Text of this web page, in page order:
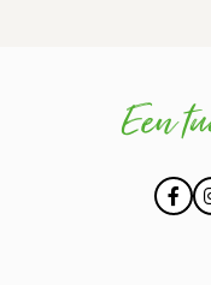
Een